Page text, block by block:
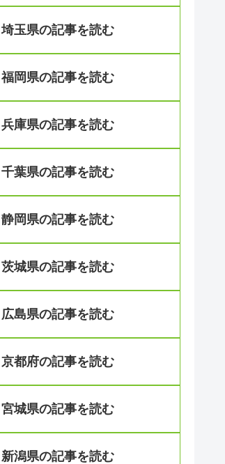
埼玉県の記事を読む
福岡県の記事を読む
兵庫県の記事を読む
千葉県の記事を読む
静岡県の記事を読む
茨城県の記事を読む
広島県の記事を読む
京都府の記事を読む
宮城県の記事を読む
新潟県の記事を読む